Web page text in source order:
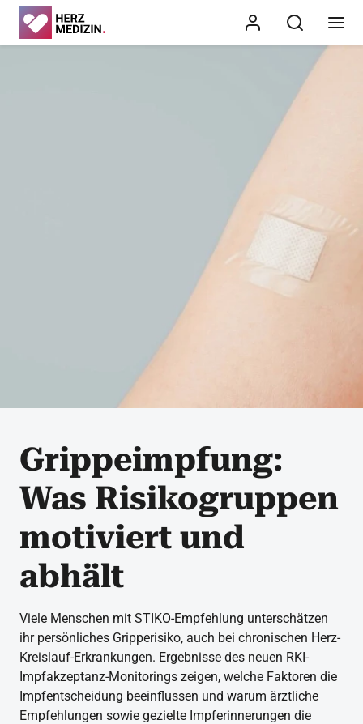
Grippeimpfung:
Was Risikogruppen
motiviert und
abhält
Viele Menschen mit STIKO-Empfehlung unterschätzen
ihr persönliches Gripperisiko, auch bei chronischen Herz-
Kreislauf-Erkrankungen. Ergebnisse des neuen RKI-
Impfakzeptanz-Monitorings zeigen, welche Faktoren die
Impfentscheidung beeinflussen und warum ärztliche
Empfehlungen sowie gezielte Impferinnerungen die